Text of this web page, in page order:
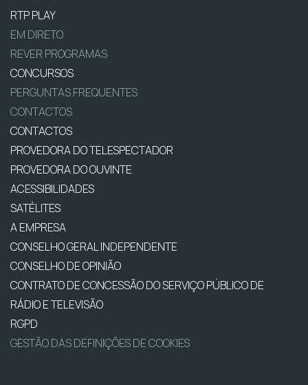
RTP PLAY
EM DIRETO
REVER PROGRAMAS
CONCURSOS
PERGUNTAS FREQUENTES
CONTACTOS
CONTACTOS
PROVEDORA DO TELESPECTADOR
PROVEDORA DO OUVINTE
ACESSIBILIDADES
SATÉLITES
A EMPRESA
CONSELHO GERAL INDEPENDENTE
CONSELHO DE OPINIÃO
CONTRATO DE CONCESSÃO DO SERVIÇO PÚBLICO DE
RÁDIO E TELEVISÃO
RGPD
GESTÃO DAS DEFINIÇÕES DE COOKIES